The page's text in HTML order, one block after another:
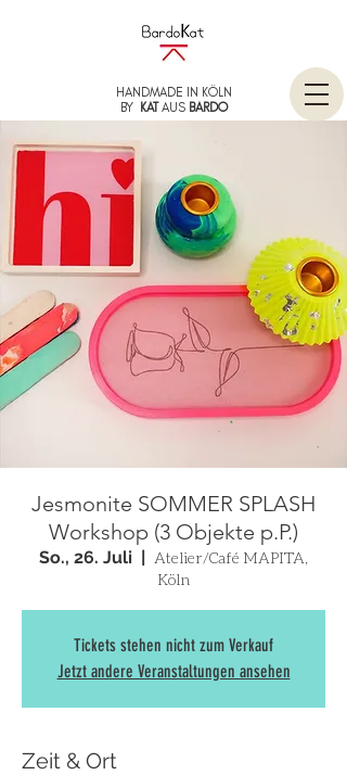
HANDMADE IN KÖLN
BY KATAUS BARDO
Jesmonite SOMMER SPLASH
Workshop (3 Objekte p.P.)
So., 26. Juli
  |
Atelier/Café MAPITA,
Köln
Tickets stehen nicht zum Verkauf
Jetzt andere Veranstaltungen ansehen
Zeit & Ort